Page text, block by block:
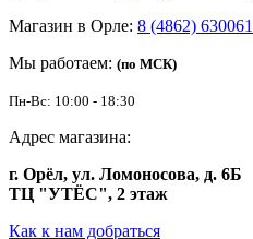
Магазин в Орле: 8 (4862) 630061
Мы работаем: (по МСК)
Пн-Вс: 10:00 - 18:30
Адрес магазина:
г. Орёл, ул. Ломоносова, д. 6Б
ТЦ "УТЁС", 2 этаж
Как к нам добраться